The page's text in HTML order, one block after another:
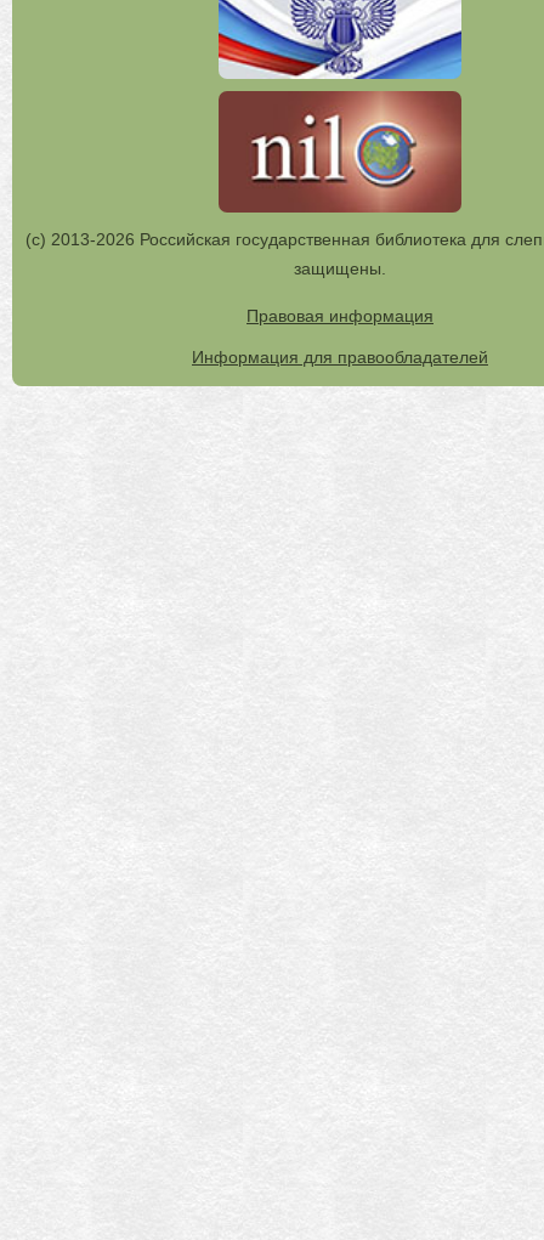
(с) 2013-2026 Российская государственная библиотека для
защищены.
Правовая информация
Информация для правообладателей